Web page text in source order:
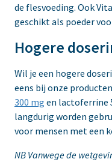
de flesvoeding. Ook
geschikt als poeder
Hogere
Wil je een hogere
eens bij onze producten
300 mg en lactoferrine
langdurig worden
voor mensen met een
NB Vanwege de